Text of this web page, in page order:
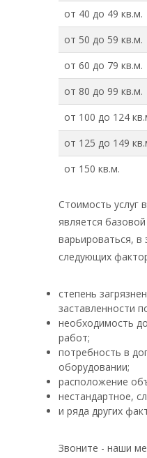
от 40 до 49 кв.м.
от 50 до 59 кв.м.
от 60 до 79 кв.м.
от 80 до 99 кв.м.
от 100 до 124
от 125 до 149
от 150 кв.м.
Стоимость услуг
является
варьироваться, в
следующих
степень
заставленности
необходимость
работ;
потребность в
оборудовании;
расположение
нестандартное,
и ряда других
Звоните - наши